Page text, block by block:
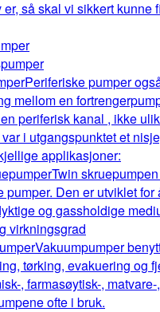
så skal vi sikkert
Periferiske pumper
mellom en
periferisk kanal , ikke
i utgangspunktet et
applikasjoner:
Twin
pumper. Den er utviklet
og gassholdige
virkningsgrad
Vakuumpumper
tørking, evakuering og
, farmasøytisk-,
ofte i bruk.